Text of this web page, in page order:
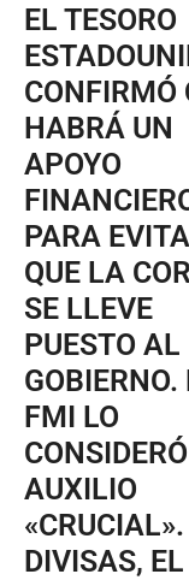
EL TESORO
CONFIRMÓ
HABRÁ UN
APOYO
PARA
QUE LA
SE LLEVE
PUESTO AL
GOBIERNO.
FMI LO
AUXILIO
DIVISAS, EL